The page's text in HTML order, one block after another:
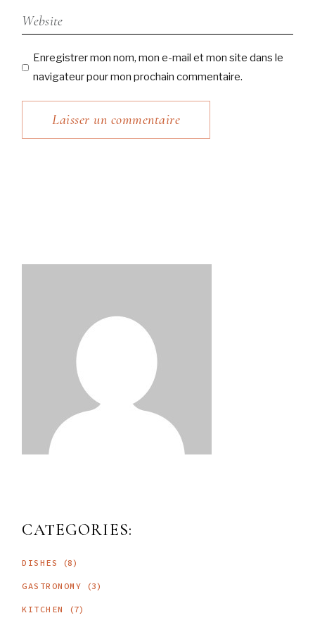
Enregistrer mon nom, mon e-mail et mon site dans le
navigateur pour mon prochain commentaire.
Laisser un commentaire
CATEGORIES:
DISHES (8)
GASTRONOMY (3)
KITCHEN (7)